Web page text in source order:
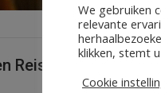
Reis van
We gebruiken
relevante
klikken, stemt
Cookie